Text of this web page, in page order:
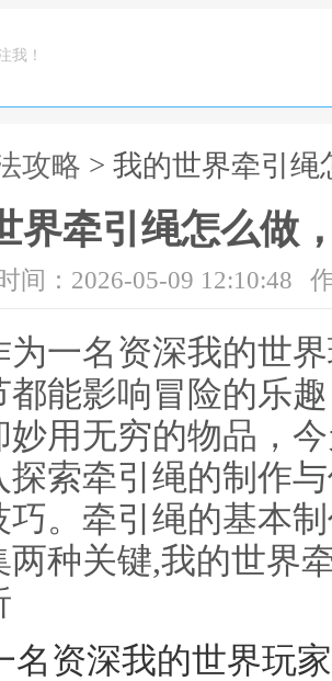
我！
攻略 > 我的世界牵引
界牵引绳怎么做
间：2026-05-09 12:10:48
为一名资深我的世
都能影响冒险的乐
妙用无穷的物品，
探索牵引绳的制作
巧。牵引绳的基本
两种关键,我的世界
名资深我的世界玩